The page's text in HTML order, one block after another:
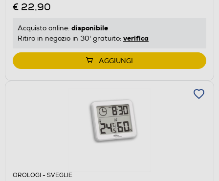
€ 22,90
Acquisto online: disponibile
Ritiro in negozio in 30' gratuito: verifica
AGGIUNGI
OROLOGI - SVEGLIE